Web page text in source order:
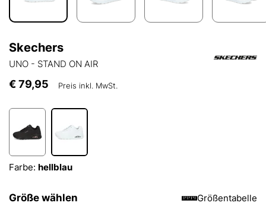
Skechers
UNO - STAND ON AIR
€ 79,95 Preis inkl. MwSt.
Farbe: hellblau
Größe wählen Größentabelle